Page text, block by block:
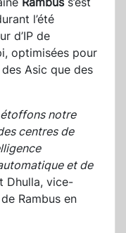
l’été
d’IP de
optimisées pour
Asic que des
notre
centres de
et de
Dhulla, vice-
Rambus en